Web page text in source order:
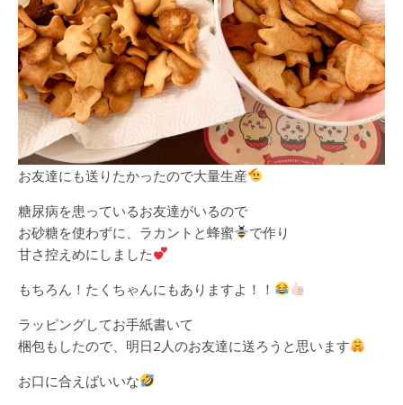
お友達にも送りたかったので大量生産
糖尿病を患っているお友達がいるので
お砂糖を使わずに、ラカントと蜂蜜
で作り
甘さ控えめにしました
もちろん！たくちゃんにもありますよ！！
ラッピングしてお手紙書いて
梱包もしたので、明日2人のお友達に送ろうと思います
お口に合えばいいな